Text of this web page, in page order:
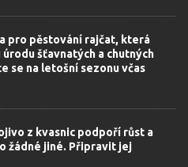
pro pěstování rajčat, která
šťavnatých a chutných
se na letošní sezonu včas
z kvasnic podpoří růst a
žádné jiné. Připravit jej